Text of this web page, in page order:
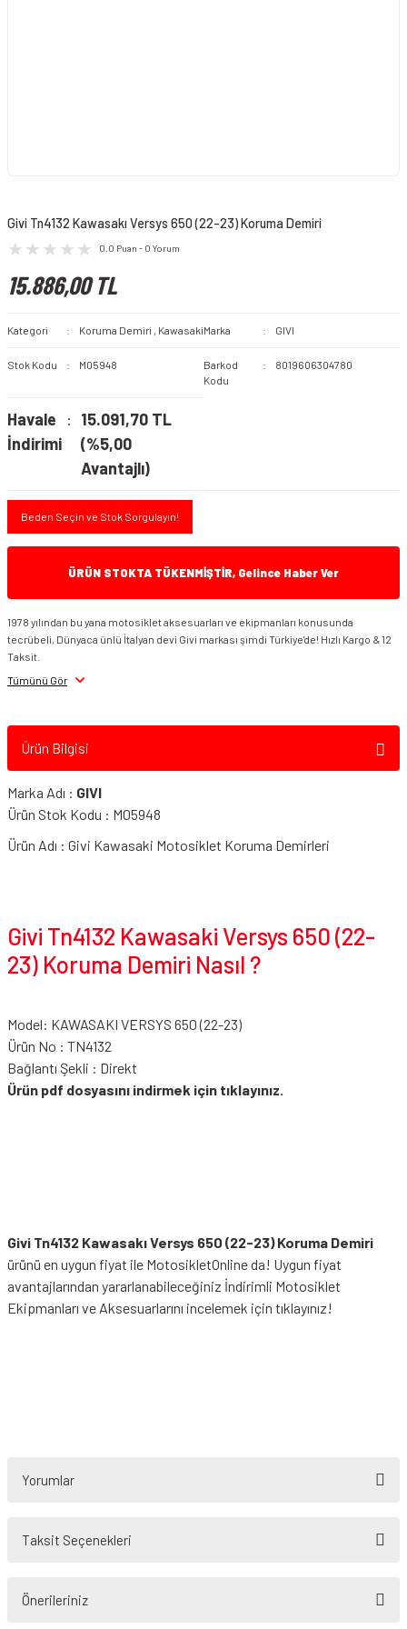
Givi Tn4132 Kawasakı Versys 650 (22-23) Koruma Demiri
0.0 Puan - 0 Yorum
15.886,00 TL
Kategori Koruma Demiri , KawasakiMarka GIVI
Stok Kodu M05948
Barkod
Kodu
8019606304780
Havale
İndirimi
15.091,70 TL
(%5,00
Avantajlı)
Beden Seçin ve Stok Sorgulayın!
ÜRÜN STOKTA TÜKENMİŞTİR, Gelince Haber Ver
1978 yılından bu yana motosiklet aksesuarları ve ekipmanları konusunda
tecrübeli, Dünyaca ünlü İtalyan devi Givi markası şimdi Türkiye'de! Hızlı Kargo & 12
Taksit.
Tümünü Gör
Ürün Bilgisi
Marka Adı : GIVI
Ürün Stok Kodu : M05948
Ürün Adı : Givi Kawasaki Motosiklet Koruma Demirleri
Givi Tn4132 Kawasaki Versys 650 (22-
23) Koruma Demiri Nasıl ?
Model: KAWASAKI VERSYS 650 (22-23)
Ürün No : TN4132
Bağlantı Şekli : Direkt
Ürün pdf dosyasını indirmek için tıklayınız.
Givi Tn4132 Kawasakı Versys 650 (22-23) Koruma Demiri
ürünü en uygun fiyat ile MotosikletOnline da! Uygun fiyat
avantajlarından yararlanabileceğiniz İndirimli Motosiklet
Ekipmanları ve Aksesuarlarını incelemek için tıklayınız!
Yorumlar
Taksit Seçenekleri
Önerileriniz